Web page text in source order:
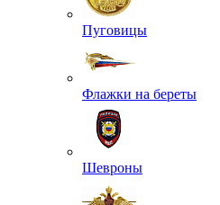
Пуговицы
Флажки на береты
Шевроны